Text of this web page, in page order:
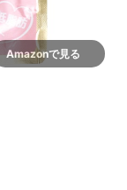
Amazonで見る